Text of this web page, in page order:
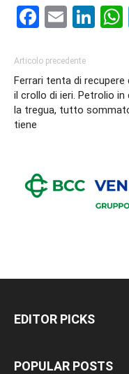
Email
Articolo precedente
Ferrari tenta di recupere
il crollo di ieri. Petrolio in
la tregua, tutto
tiene
EDITOR PICKS
POPULAR POSTS